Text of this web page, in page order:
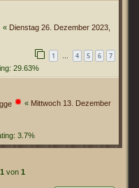
« Dienstag 26. Dezember 2023,
1 … 4 5 6 7
29.63%
« Mittwoch 13. Dezember
3.7%
1 von 1